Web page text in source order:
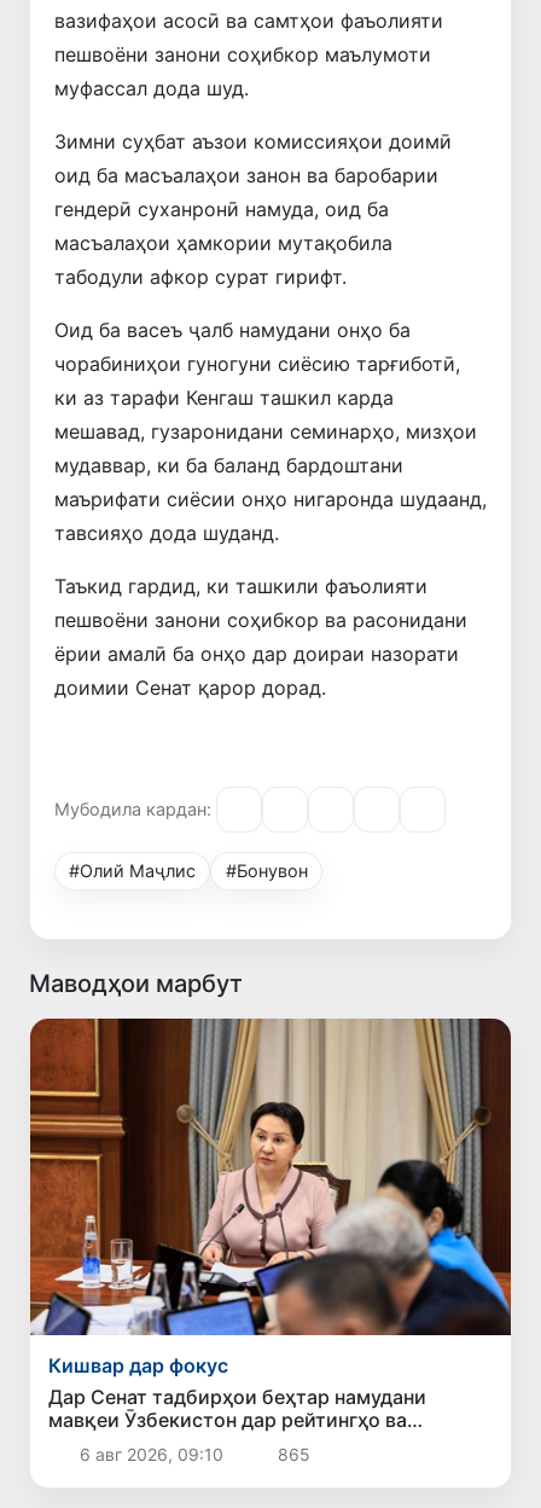
вазифаҳои асосӣ ва самтҳои фаъолияти
пешвоёни занони соҳибкор маълумоти
муфассал дода шуд.
Зимни суҳбат аъзои комиссияҳои доимӣ
оид ба масъалаҳои занон ва баробарии
гендерӣ суханронӣ намуда, оид ба
масъалаҳои ҳамкории мутақобила
табодули афкор сурат гирифт.
Оид ба васеъ ҷалб намудани онҳо ба
чорабиниҳои гуногуни сиёсию тарғиботӣ,
ки аз тарафи Кенгаш ташкил карда
мешавад, гузаронидани семинарҳо, мизҳои
мудаввар, ки ба баланд бардоштани
маърифати сиёсии онҳо нигаронда шудаанд,
тавсияҳо дода шуданд.
Таъкид гардид, ки ташкили фаъолияти
пешвоёни занони соҳибкор ва расонидани
ёрии амалӣ ба онҳо дар доираи назорати
доимии Сенат қарор дорад.
Мубодила кардан:
#Олий Маҷлис #Бонувон
Маводҳои марбут
Кишвар дар фокус
Дар Сенат тадбирҳои беҳтар намудани
мавқеи Ӯзбекистон дар рейтингҳо ва
индексҳои байналмилалӣ баррасӣ шуданд
6 авг 2026, 09:10 865